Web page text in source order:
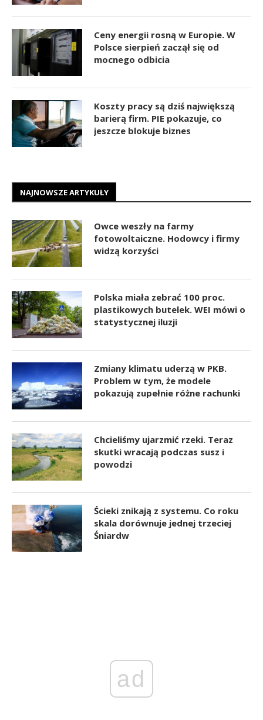
Ceny energii rosną w Europie. W
Polsce sierpień zaczął się od
mocnego odbicia
Koszty pracy są dziś największą
barierą firm. PIE pokazuje, co
jeszcze blokuje biznes
NAJNOWSZE ARTYKUŁY
Owce weszły na farmy
fotowoltaiczne. Hodowcy i firmy
widzą korzyści
Polska miała zebrać 100 proc.
plastikowych butelek. WEI mówi o
statystycznej iluzji
Zmiany klimatu uderzą w PKB.
Problem w tym, że modele
pokazują zupełnie różne rachunki
Chcieliśmy ujarzmić rzeki. Teraz
skutki wracają podczas susz i
powodzi
Ścieki znikają z systemu. Co roku
skala dorównuje jednej trzeciej
Śniardw
ad